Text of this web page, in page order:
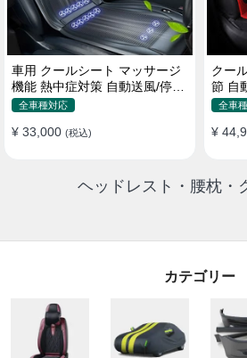
車用 クールシート マッサージ
機能 熱中症対策 自動送風/停止
機能 24個強力ファン 取付簡単
全車種対応
¥ 33,000 (税込)
クー
節 自
策 夏
全車
¥
ヘッドレスト・腰枕・
カテゴリー